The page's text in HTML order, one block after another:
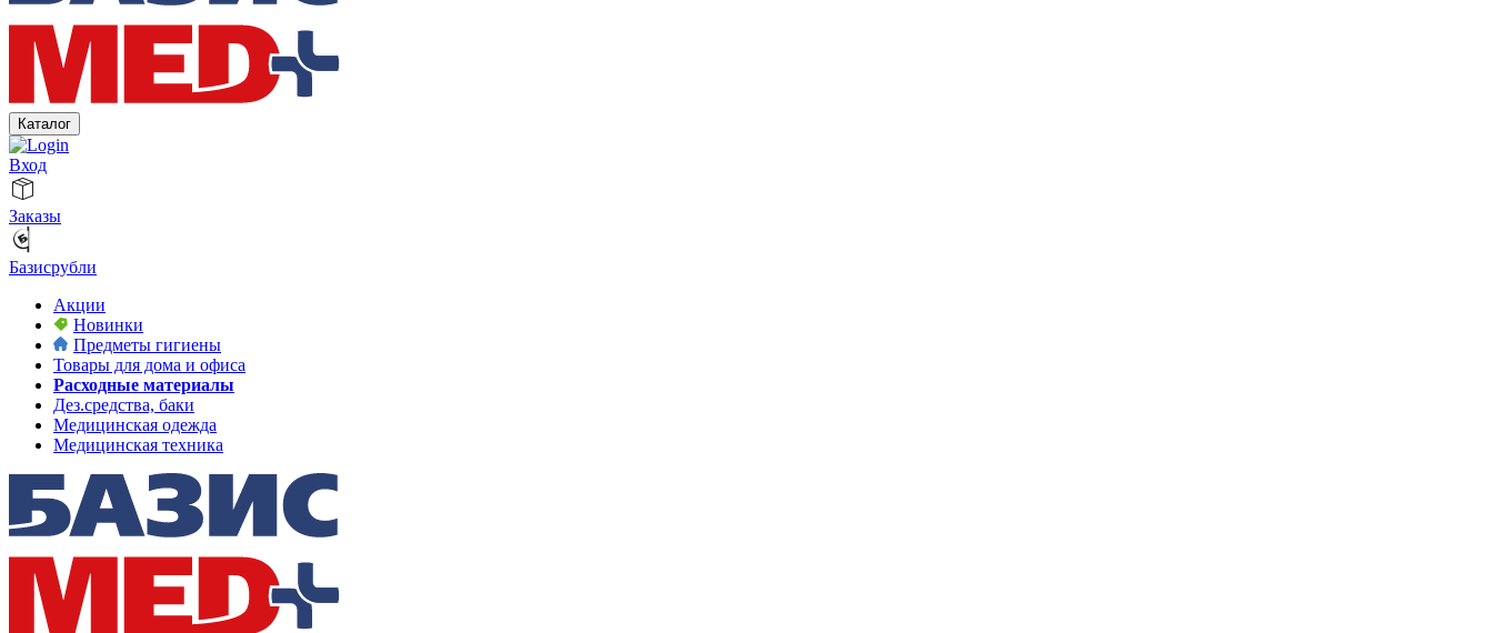
Каталог
Вход
Заказы
Базисрубли
Акции
Новинки
Предметы гигиены
Товары для дома и офиса
Расходные материалы
Дез.средства, баки
Медицинская одежда
Медицинская техника